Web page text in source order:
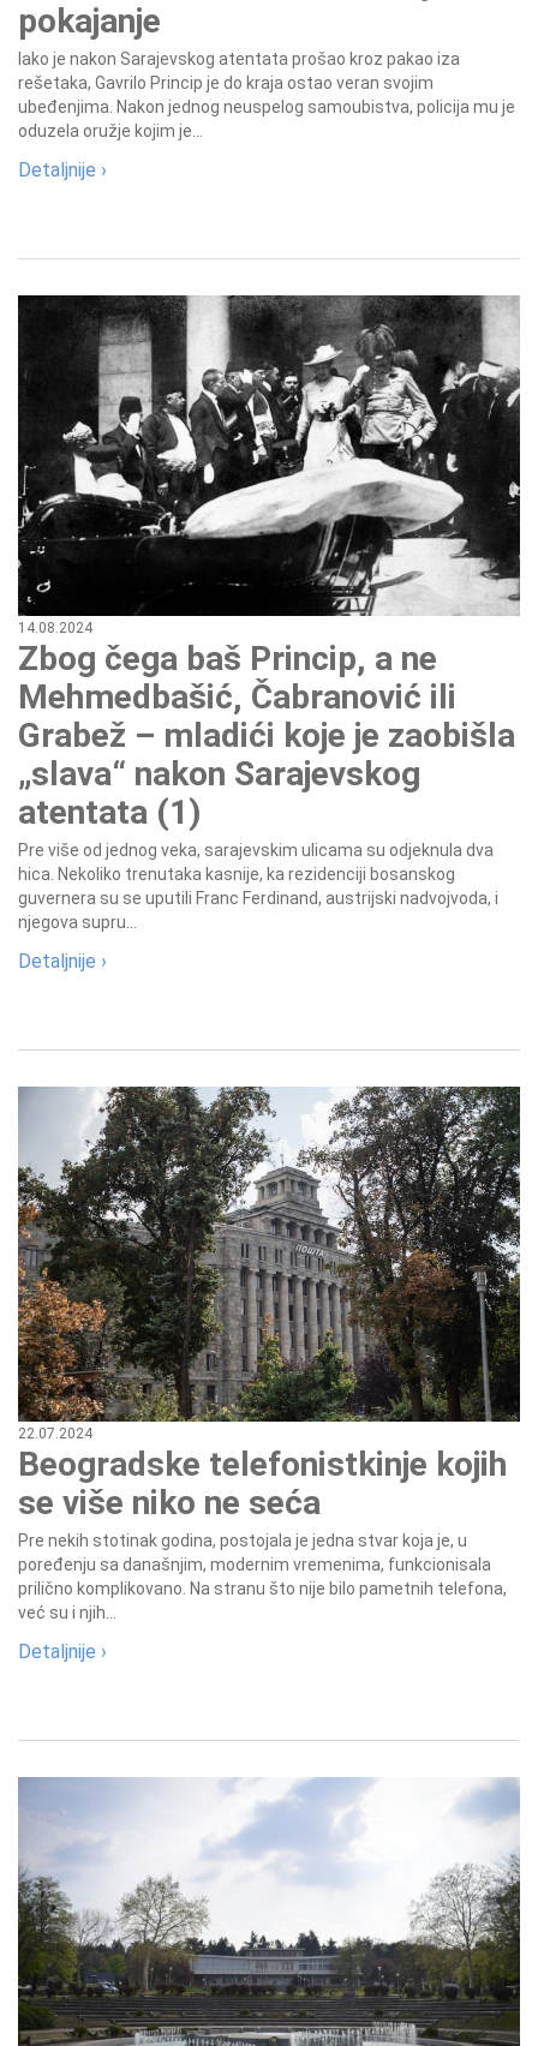
pokajanje
Iako je nakon Sarajevskog atentata prošao kroz pakao iza
rešetaka, Gavrilo Princip je do kraja ostao veran svojim
ubeđenjima. Nakon jednog neuspelog samoubistva, policija mu je
oduzela oružje kojim je...
Detaljnije ›
14.08.2024
Zbog čega baš Princip, a ne
Mehmedbašić, Čabranović ili
Grabež – mladići koje je zaobišla
„slava“ nakon Sarajevskog
atentata (1)
Pre više od jednog veka, sarajevskim ulicama su odjeknula dva
hica. Nekoliko trenutaka kasnije, ka rezidenciji bosanskog
guvernera su se uputili Franc Ferdinand, austrijski nadvojvoda, i
njegova supru...
Detaljnije ›
22.07.2024
Beogradske telefonistkinje kojih
se više niko ne seća
Pre nekih stotinak godina, postojala je jedna stvar koja je, u
poređenju sa današnjim, modernim vremenima, funkcionisala
prilično komplikovano. Na stranu što nije bilo pametnih telefona,
već su i njih...
Detaljnije ›